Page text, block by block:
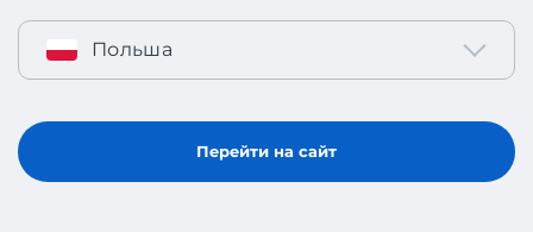
Польша
Перейти на сайт